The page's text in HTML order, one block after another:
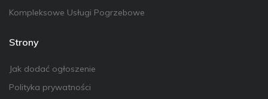
Kompleksowe Usługi Pogrzebowe
Strony
Jak dodać ogłoszenie
Polityka prywatności